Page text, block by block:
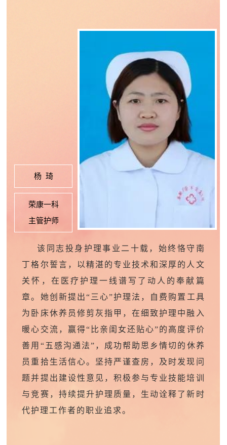
杨 琦
荣康一科
主管护师
该同志投身护理事业二十载 ， 始终恪守南
丁格尔誓言，以精湛的专业技术和深厚的人文
关怀，在医疗护理一线谱写了动人的奉献篇
章。 她创新提出“ 三心”护理法，自费购置工具
为卧床休养员修剪灰指甲，在细致护理中融入
暖心交流，赢得“ 比亲闺女还 贴心”的高度评价
善用 “ 五感沟通法”， 成功帮助思乡情切的休养
员重拾生活信心。坚持严谨查房，及时发现问
题并提出建设性意见，积极参与专业技能培训
与竞赛，持续提升护理质量 ， 生动诠释了新时
代护理工作者的职业追求。